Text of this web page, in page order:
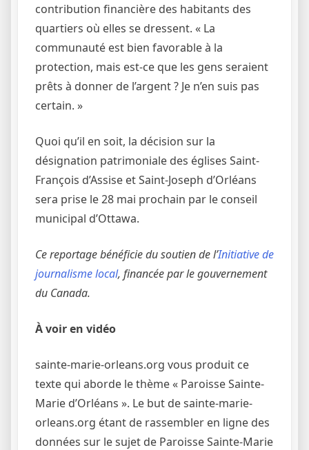
contribution financière des habitants des
quartiers où elles se dressent. « La
communauté est bien favorable à la
protection, mais est-ce que les gens seraient
prêts à donner de l’argent ? Je n’en suis pas
certain. »
Quoi qu’il en soit, la décision sur la
désignation patrimoniale des églises Saint-
François d’Assise et Saint-Joseph d’Orléans
sera prise le 28 mai prochain par le conseil
municipal d’Ottawa.
Ce reportage bénéficie du soutien de l’Initiative de
journalisme local, financée par le gouvernement
du Canada.
À voir en vidéo
sainte-marie-orleans.org vous produit ce
texte qui aborde le thème « Paroisse Sainte-
Marie d’Orléans ». Le but de sainte-marie-
orleans.org étant de rassembler en ligne des
données sur le sujet de Paroisse Sainte-Marie